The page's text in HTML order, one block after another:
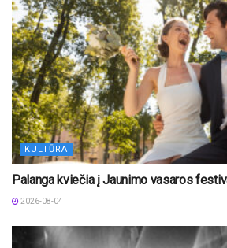
KULTŪRA
Palanga kviečia į Jaunimo vasaros
2026-08-04